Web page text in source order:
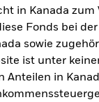
in Kanada zum
Fonds bei
sowie
ist unter
Anteilen in